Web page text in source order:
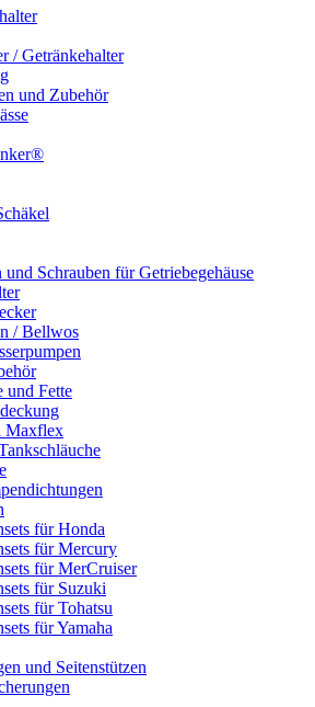
/ Getränkehalter
und Zubehör
Schrauben für Getriebegehäuse
/ Bellwos
und Fette
Maxflex
für Honda
für Mercury
für MerCruiser
für Suzuki
für Tohatsu
für Yamaha
und Seitenstützen